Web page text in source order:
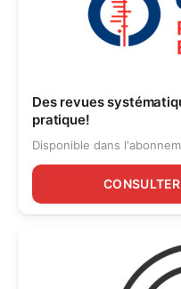
Des revues
pratique!
Disponible dans